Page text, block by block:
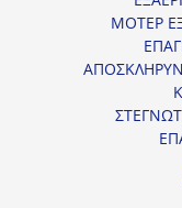
ΜΟΤΕΡ